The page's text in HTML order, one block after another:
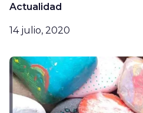
Actualidad
14 julio, 2020